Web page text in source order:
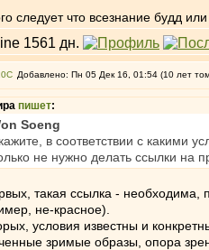
следует что всезнание будд
Добавлено: Пн 05 Дек 16, 01:54 (10 лет
пишет:
Soeng
в соответствии с какими
не нужно делать ссылки на
такая ссылка - необходима,
не-красное).
условия известны и
зримые образы, опора